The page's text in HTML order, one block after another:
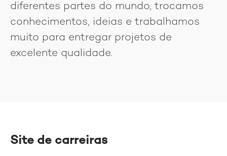
diferentes partes do mundo, trocamos
conhecimentos, ideias e trabalhamos
muito para entregar projetos de
excelente qualidade.
Site de carreiras